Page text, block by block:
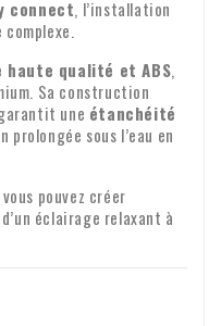
de deux ans sur tous
sont endommagés ?
un e-mail avec votre
des photos des
clients
à des fins
possible de transférer
la TVA sur la facture.
vérifié. Votre
ou d'autres
connect, l’installation
haute qualité et ABS,
Sa construction
une étanchéité
sous l’eau en
pouvez créer
éclairage relaxant à